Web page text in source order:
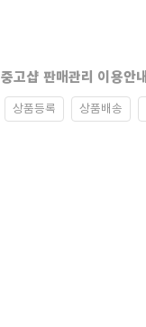
중고샵 판매관리 이용안내
상품등록 상품배송